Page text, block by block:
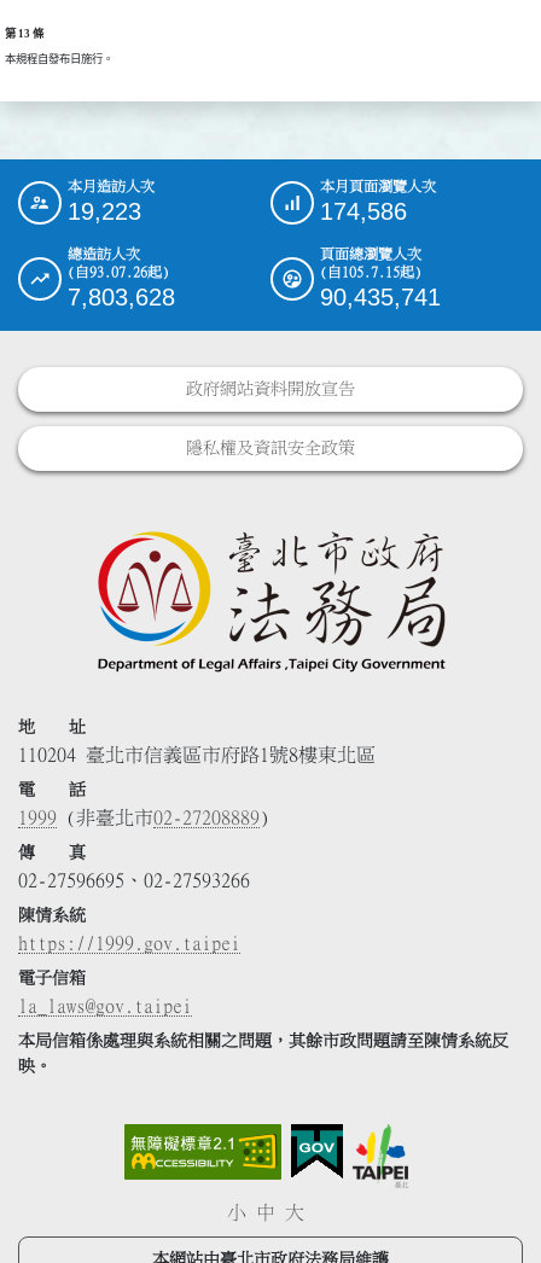
第 13 條
本規程自發布日施行。
::: 本月造訪人次
19,223
本月頁面瀏覽人次
174,586
總造訪人次
(自93.07.26起)
7,803,628
頁面總瀏覽人次
(自105.7.15起)
90,435,741
政府網站資料開放宣告
隱私權及資訊安全政策
地 址
110204 臺北市信義區市府路1號8樓東北區
電 話
1999 (非臺北市02-27208889)
傳 真
02-27596695、02-27593266
陳情系統
https://1999.gov.taipei
電子信箱
la_laws@gov.taipei
本局信箱係處理與系統相關之問題，其餘市政問題請至陳情系統反
映。
小 中 大
本網站由臺北市政府法務局維護